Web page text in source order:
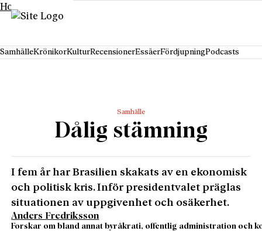
Hoppa till innehåll
SamhälleKrönikorKulturRecensionerEssäerFördjupningPodcasts
Samhälle
Dålig stämning
I fem år har Brasilien skakats av en ekonomisk
och politisk kris. Inför presidentvalet präglas
situationen av uppgivenhet och osäkerhet.
Anders Fredriksson
Forskar om bland annat byråkrati, offentlig administration och